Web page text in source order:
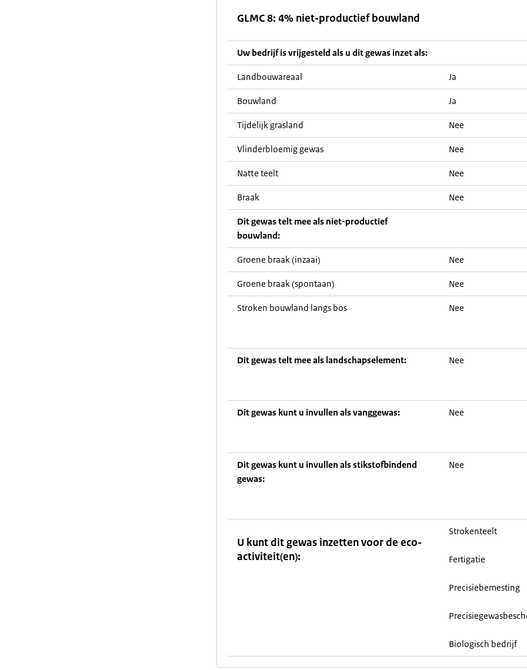
GLMC 8: 4% niet-productief bouwland
Uw bedrijf is vrijgesteld als u dit gewas inzet als:
Landbouwareaal Ja
Bouwland Ja
Tijdelijk grasland Nee
Vlinderbloemig gewas Nee
Natte teelt Nee
Braak Nee
Dit gewas telt mee als niet-productief
bouwland:
Groene braak (inzaai) Nee
Groene braak (spontaan) Nee
Stroken bouwland langs bos Nee
Dit gewas telt mee als landschapselement: Nee
Dit gewas kunt u invullen als vanggewas: Nee
Dit gewas kunt u invullen als stikstofbindend
gewas:
Nee
U kunt dit gewas inzetten voor de eco-
activiteit(en):
Strokenteelt
Fertigatie
Precisiebemesting
Biologisch bedrijf